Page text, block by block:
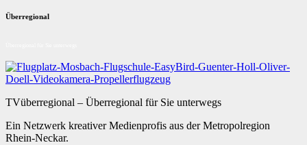
Überregional
TVüberregional – Überregional für Sie unterwegs
Ein Netzwerk kreativer Medienprofis aus der Metropolregion
Rhein-Neckar.